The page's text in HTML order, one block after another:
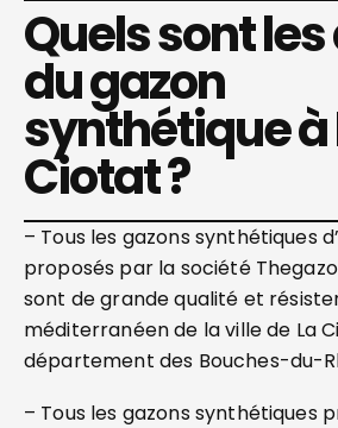
Quels sont
du gazon
synthétique à
Ciotat ?
– Tous les gazons synthétiques
proposés par la société
sont de grande qualité et
méditerranéen de la ville de La
département des Bouches-du-
– Tous les gazons synthétiques